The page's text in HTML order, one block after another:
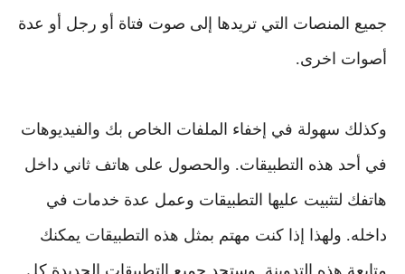
جميع المنصات التي تريدها إلى صوت فتاة أو رجل أو عدة
أصوات اخرى.
وكذلك سهولة في إخفاء الملفات الخاص بك والفيديوهات
في أحد هذه التطبيقات. والحصول على هاتف ثاني داخل
هاتفك لتثبيت عليها التطبيقات وعمل عدة خدمات في
داخله. ولهذا إذا كنت مهتم بمثل هذه التطبيقات يمكنك
متابعة هذه التدوينة. وستجد جميع التطبيقات الجديدة كل